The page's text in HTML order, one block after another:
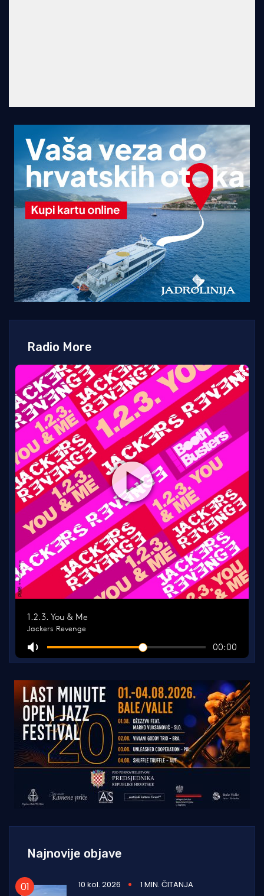
Radio More
Najnovije objave
10 kol. 2026
1 MIN. ČITANJA